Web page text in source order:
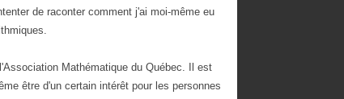
de raconter comment j'ai moi-même eu
Mathématique du Québec. Il est
être d'un certain intérêt pour les personnes